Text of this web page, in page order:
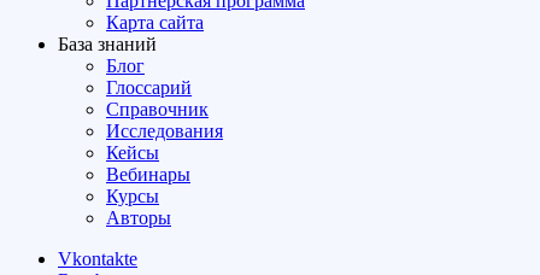
Карта сайта
База знаний
Блог
Глоссарий
Справочник
Исследования
Кейсы
Вебинары
Курсы
Авторы
Vkontakte